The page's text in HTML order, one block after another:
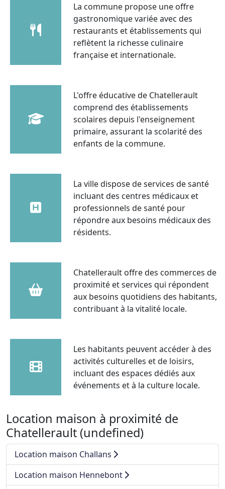
La commune propose une offre
gastronomique variée avec des
restaurants et établissements qui
reflètent la richesse culinaire
française et internationale.
L'offre éducative de Chatellerault
comprend des établissements
scolaires depuis l'enseignement
primaire, assurant la scolarité des
enfants de la commune.
La ville dispose de services de santé
incluant des centres médicaux et
professionnels de santé pour
répondre aux besoins médicaux des
résidents.
Chatellerault offre des commerces de
proximité et services qui répondent
aux besoins quotidiens des habitants,
contribuant à la vitalité locale.
Les habitants peuvent accéder à des
activités culturelles et de loisirs,
incluant des espaces dédiés aux
événements et à la culture locale.
Location maison à proximité de
Chatellerault (undefined)
Location maison Challans
Location maison Hennebont